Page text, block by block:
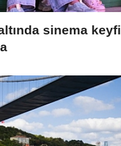
sinema keyfi